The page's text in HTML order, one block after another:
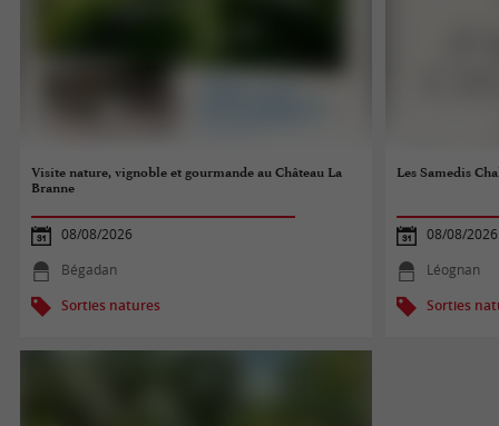
Visite nature, vignoble et gourmande au Château La
Branne
08/08/2026
Bégadan
Sorties natures
Les Samedis
08/08/2026
Léognan
Sorties